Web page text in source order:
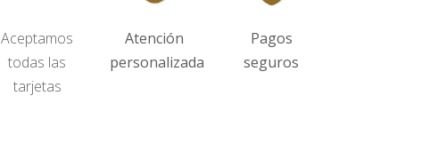
Aceptamos
todas las
tarjetas
Atención
personalizada
Pagos
seguros